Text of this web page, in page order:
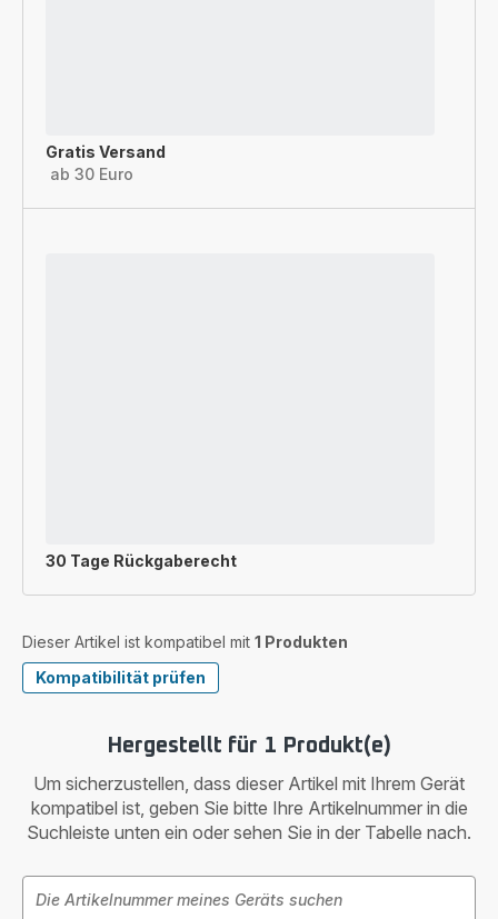
Gratis Versand
ab 30 Euro
30 Tage Rückgaberecht
Dieser Artikel ist kompatibel mit 1 Produkten
Kompatibilität prüfen
Hergestellt für 1 Produkt(e)
Um sicherzustellen, dass dieser Artikel mit Ihrem Gerät
kompatibel ist, geben Sie bitte Ihre Artikelnummer in die
Suchleiste unten ein oder sehen Sie in der Tabelle nach.